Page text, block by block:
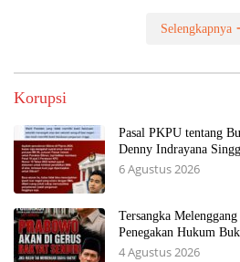
Selengkapnya
Korupsi
Pasal PKPU tentang
Denny Indrayana
6 Agustus 2026
Tersangka
Penegakan Hukum
4 Agustus 2026